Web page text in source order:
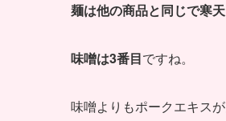
麺は他の商品と同じで寒
味噌は3番目ですね。
味噌よりもポークエキスが